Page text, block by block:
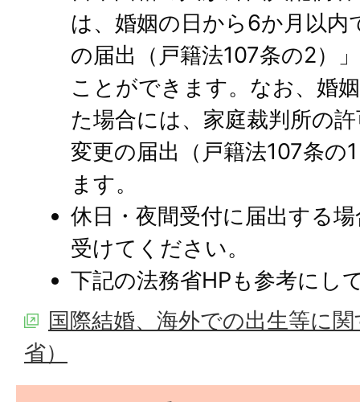
は、婚姻の日から6か月以内
の届出（戸籍法107条の2）
ことができます。なお、婚
た場合には、家庭裁判所の
変更の届出（戸籍法107条の
ます。
休日・夜間受付に届出する
受けてください。
下記の法務省HPも参考にし
国際結婚、海外での出生等に
省）